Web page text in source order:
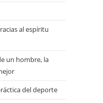
al espíritu
un hombre, la
del deporte